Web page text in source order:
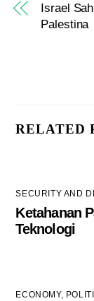
Israel
Palestina
RELATED
SECURITY AND
Ketahanan
Teknologi
ECONOMY,